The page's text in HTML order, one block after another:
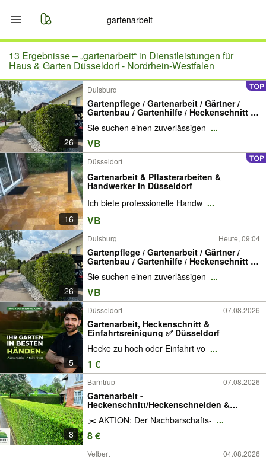
Start
Merkliste
Nachrichten
Anzeige aufgeben
13 Ergebnisse –„gartenarbeit“ in Dienstleistungen für
Haus & Garten Düsseldorf - Nordrhein-Westfalen
26
Duisburg
Gartenpflege / Gartenarbeit / Gärtner /
Gartenbau / Gartenhilfe / Heckenschnitt /
Baumfällung / Baumpflege / Gartenservice
/ Gartengestaltung /Rasen mähen
Vertikutieren
Sie suchen einen zuverlässigen ...
VB
16
Düsseldorf
Gartenarbeit & Pflasterarbeiten &
Handwerker in Düsseldorf
Ich biete professionelle Handw ...
VB
26
Duisburg Heute, 09:04
Gartenpflege / Gartenarbeit / Gärtner /
Gartenbau / Gartenhilfe / Heckenschnitt /
Baumfällung / Baumpflege / Gartenservice
/ Gartengestaltung /Rasen mähen
Vertikutieren
Sie suchen einen zuverlässigen ...
VB
5
Düsseldorf 07.08.2026
Gartenarbeit, Heckenschnitt &
Einfahrtsreinigung ✅ Düsseldorf
Hecke zu hoch oder Einfahrt vo ...
1 €
8
Barntrup 07.08.2026
Gartenarbeit -
Heckenschnitt/Heckenschneiden &
✂️ AKTION: Der Nachbarschafts- ...
8 €
Velbert 04.08.2026